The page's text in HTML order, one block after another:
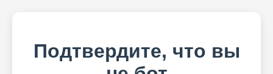
Подтвердите, что вы